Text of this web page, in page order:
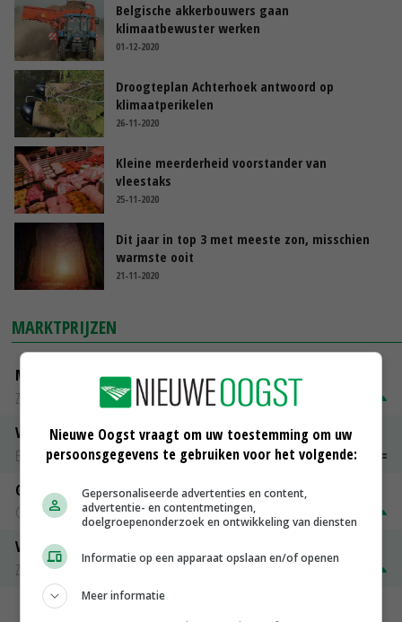
Belgische akkerbouwers gaan
klimaatbewuster werken
01-12-2020
Droogteplan Achterhoek antwoord op
klimaatperikelen
26-11-2020
Kleine meerderheid voorstander van
vleestaks
25-11-2020
Dit jaar in top 3 met meeste zon, misschien
warmste ooit
21-11-2020
MARKTPRIJZEN
Magere melkpoeder
Zuivel NL
€ 269,00
Vleeskuikens 2001-2600 gr
Barneveld
€ 1,09~ € 1,11
Gerst
Groningen
Volle melkpoeder
Zuivel NL
€ 345,00
Nieuwe Oogst vraagt om uw toestemming om uw
persoonsgegevens te gebruiken voor het volgende:
Gepersonaliseerde advertenties en content,
advertentie- en contentmetingen,
doelgroepenonderzoek en ontwikkeling van diensten
Informatie op een apparaat opslaan en/of openen
Meer informatie